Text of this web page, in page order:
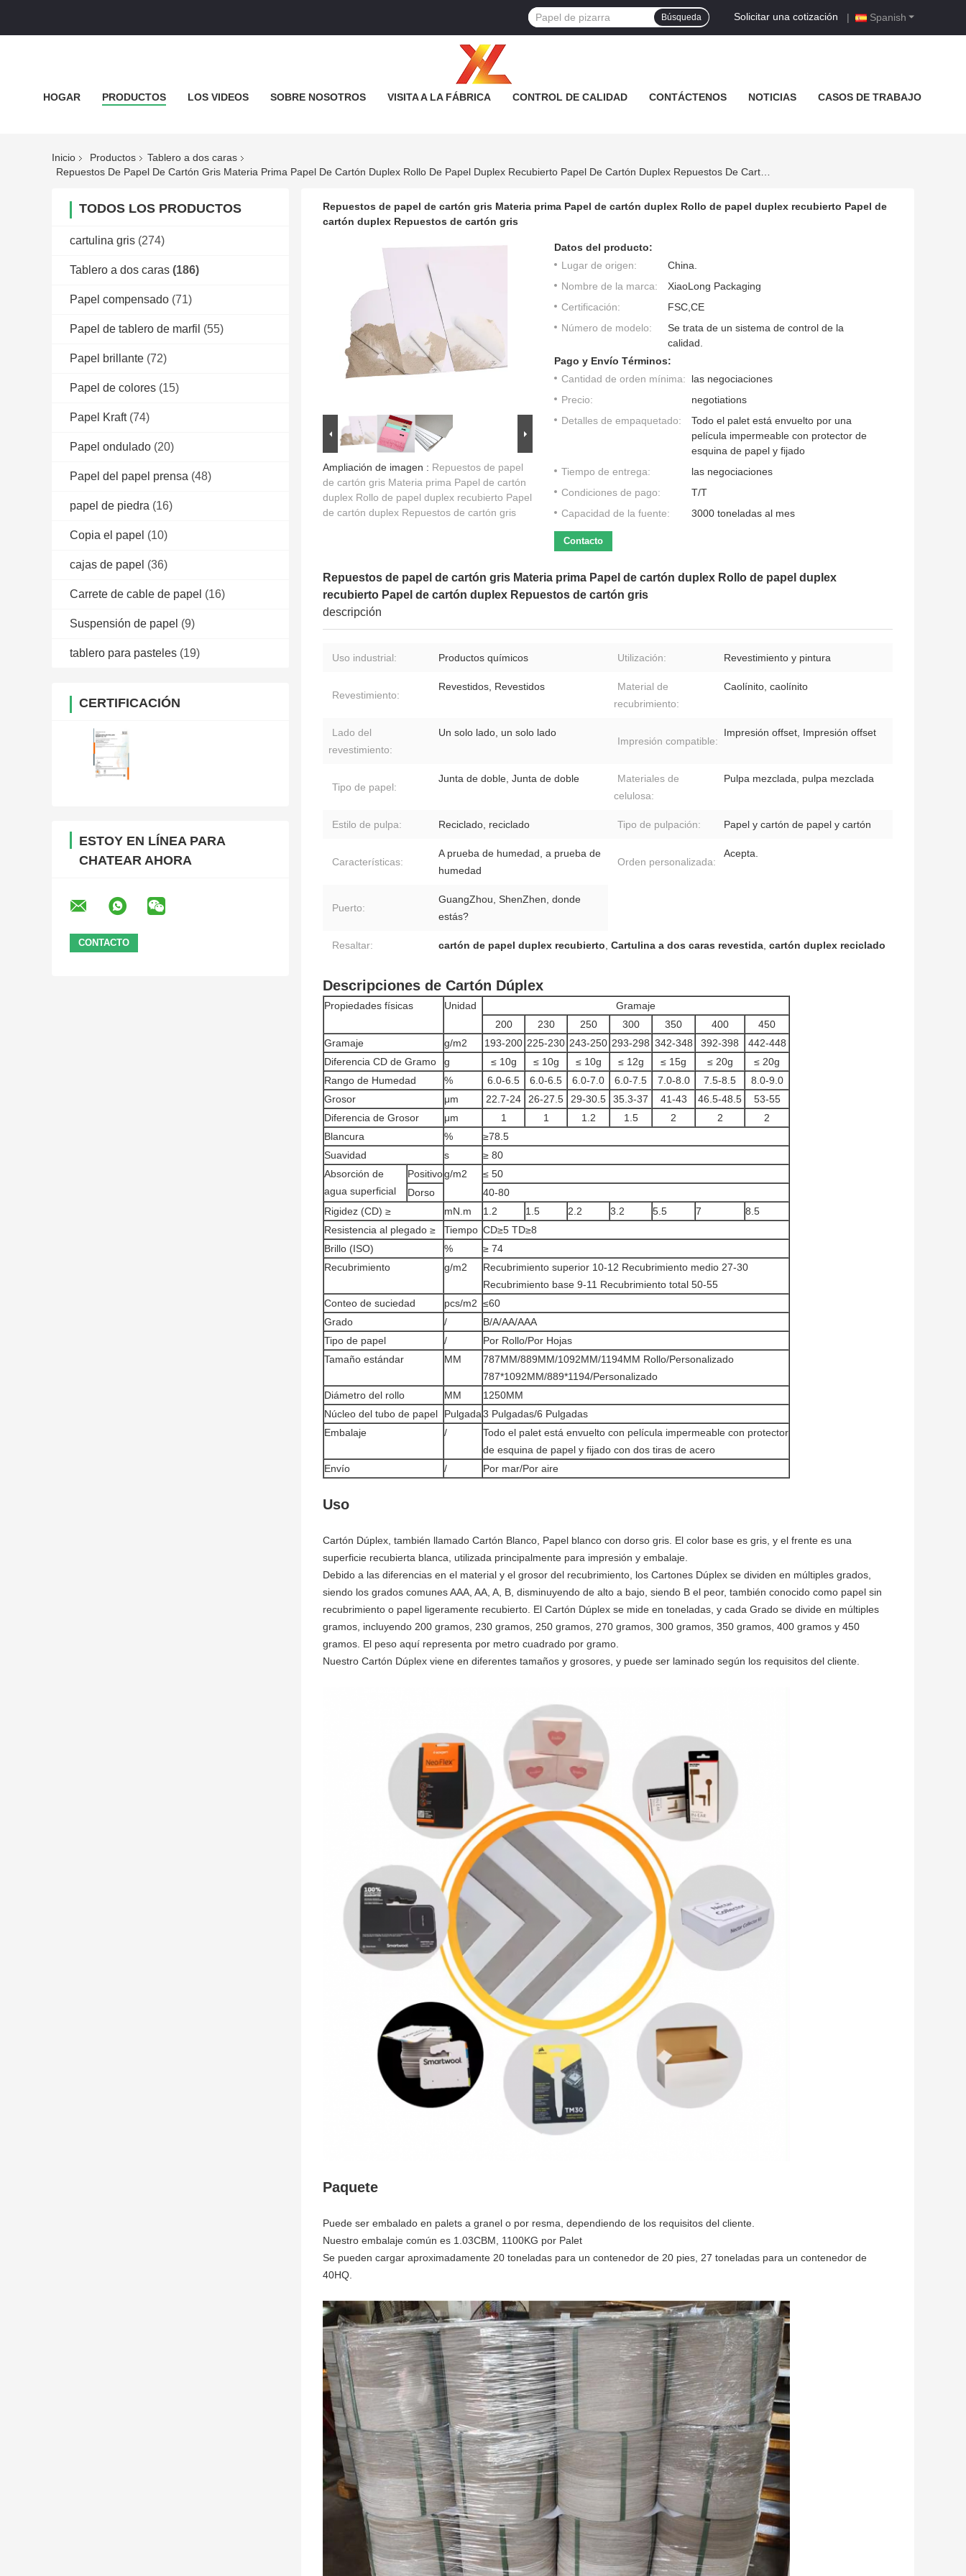
Spanish
Solicitar una cotización |
Búsqueda
HOGAR PRODUCTOS LOS VIDEOS SOBRE NOSOTROS VISITA A LA FÁBRICA CONTROL DE CALIDAD CONTÁCTENOS NOTICIAS CASOS DE TRABAJO
Inicio Productos
Tablero a dos caras
TODOS LOS PRODUCTOS
cartulina gris (274)
Tablero a dos caras (186)
Papel compensado (71)
Papel de tablero de marfil (55)
Papel brillante (72)
Papel de colores (15)
Papel Kraft (74)
Papel ondulado (20)
Papel del papel prensa (48)
papel de piedra (16)
Copia el papel (10)
cajas de papel (36)
Carrete de cable de papel (16)
Suspensión de papel (9)
tablero para pasteles (19)
CERTIFICACIÓN
ESTOY EN LÍNEA PARA
CHATEAR AHORA
Repuestos de papel de cartón gris Materia prima Papel de cartón duplex Rollo de papel duplex recubierto Papel de
cartón duplex Repuestos de cartón gris
Ampliación de imagen : Repuestos de papel
de cartón gris Materia prima Papel de cartón
duplex Rollo de papel duplex recubierto Papel
de cartón duplex Repuestos de cartón gris
Datos del producto:
Lugar de origen:
China.
Nombre de la marca:
XiaoLong Packaging
Certificación:
FSC,CE
Número de modelo:
Se trata de un sistema de control de la
calidad.
Pago y Envío Términos:
Cantidad de orden mínima:
las negociaciones
Precio:
negotiations
Detalles de empaquetado:
Todo el palet está envuelto por una
película impermeable con protector de
esquina de papel y fijado
Tiempo de entrega:
las negociaciones
Condiciones de pago:
T/T
Capacidad de la fuente:
3000 toneladas al mes
Contacto
Repuestos de papel de cartón gris Materia prima Papel de cartón duplex Rollo de papel duplex
recubierto Papel de cartón duplex Repuestos de cartón gris
descripción
Uso industrial: Productos químicos Utilización: Revestimiento y pintura
Revestimiento:
Revestidos, Revestidos
Material de
recubrimiento:
Caolínito, caolínito
Lado del
revestimiento:
Un solo lado, un solo lado
Impresión compatible:
Impresión offset, Impresión offset
Tipo de papel:
Junta de doble, Junta de doble
Materiales de
celulosa:
Pulpa mezclada, pulpa mezclada
Estilo de pulpa: Reciclado, reciclado Tipo de pulpación: Papel y cartón de papel y cartón
Características:
A prueba de humedad, a prueba de
humedad
Orden personalizada:
Acepta.
Puerto:
GuangZhou, ShenZhen, donde
estás?
Resaltar: cartón de papel duplex recubierto Cartulina a dos caras revestida cartón duplex reciclado
Descripciones de Cartón Dúplex
Propiedades físicas Unidad
Gramaje
200
230 250 300 350 400
450
Gramaje
g/m2 193-200 225-230 243-250 293-298 342-348 392-398
442-448
Diferencia CD de Gramo
g ≤ 10g ≤ 10g ≤ 10g ≤ 12g ≤ 15g ≤ 20g
≤ 20g
Rango de Humedad
% 6.0-6.5 6.0-6.5 6.0-7.0 6.0-7.5 7.0-8.0 7.5-8.5
8.0-9.0
Grosor
μm 22.7-24 26-27.5 29-30.5 35.3-37 41-43 46.5-48.5
53-55
Diferencia de Grosor
μm 1 1 1.2 1.5 2 2
2
Blancura
%
≥78.5
Suavidad
s
≥ 80
Absorción de
agua superficial
Positivog/m2
≤ 50
Dorso
40-80
Rigidez (CD) ≥
mN.m 1.2 1.5 2.2 3.2 5.5 7
8.5
Resistencia al plegado ≥
Tiempo CD≥5 TD≥8
Brillo (ISO)
%
≥ 74
Recubrimiento
g/m2
Recubrimiento superior 10-12 Recubrimiento medio 27-30
Recubrimiento base 9-11 Recubrimiento total 50-55
Conteo de suciedad
pcs/m2 ≤60
Grado
/
B/A/AA/AAA
Tipo de papel
/
Por Rollo/Por Hojas
Tamaño estándar
MM
787MM/889MM/1092MM/1194MM Rollo/Personalizado
787*1092MM/889*1194/Personalizado
Diámetro del rollo
MM
1250MM
Núcleo del tubo de papel
Pulgada3 Pulgadas/6 Pulgadas
Embalaje
/
Todo el palet está envuelto con película impermeable con protector
de esquina de papel y fijado con dos tiras de acero
Envío
/ Por mar/Por aire
Uso
Cartón Dúplex, también llamado Cartón Blanco, Papel blanco con dorso gris. El color base es gris, y el frente es una
superficie recubierta blanca, utilizada principalmente para impresión y embalaje.
Debido a las diferencias en el material y el grosor del recubrimiento, los Cartones Dúplex se dividen en múltiples grados,
siendo los grados comunes AAA, AA, A, B, disminuyendo de alto a bajo, siendo B el peor, también conocido como papel sin
recubrimiento o papel ligeramente recubierto. El Cartón Dúplex se mide en toneladas, y cada Grado se divide en múltiples
gramos, incluyendo 200 gramos, 230 gramos, 250 gramos, 270 gramos, 300 gramos, 350 gramos, 400 gramos y 450
gramos. El peso aquí representa por metro cuadrado por gramo.
Nuestro Cartón Dúplex viene en diferentes tamaños y grosores, y puede ser laminado según los requisitos del cliente.
Paquete
Puede ser embalado en palets a granel o por resma, dependiendo de los requisitos del cliente.
Nuestro embalaje común es 1.03CBM, 1100KG por Palet
Se pueden cargar aproximadamente 20 toneladas para un contenedor de 20 pies, 27 toneladas para un contenedor de
40HQ.